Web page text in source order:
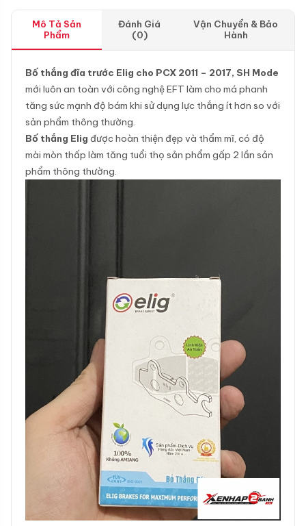
Mô Tả Sản
Phẩm
Đánh Giá
(0)
Vận Chuyển & Bảo
Hành
Bố thắng đĩa trước Elig cho PCX 2011 – 2017, SH Mode
mới luôn an toàn với công nghệ EFT làm cho má phanh
tăng sức mạnh độ bám khi sử dụng lực thắng ít hơn so với
sản phẩm thông thường.
Bố thắng Elig được hoàn thiện đẹp và thẩm mĩ, có độ
mài mòn thấp làm tăng tuổi thọ sản phẩm gấp 2 lần sản
phẩm thông thường.